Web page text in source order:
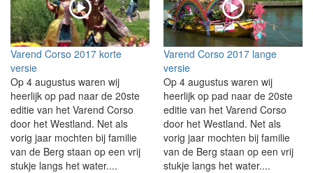
Varend Corso 2017 korte
versie
Op 4 augustus waren wij
heerlijk op pad naar de 20ste
editie van het Varend Corso
door het Westland. Net als
vorig jaar mochten bij familie
van de Berg staan op een vrij
stukje langs het water....
Varend Corso 2017 lange
versie
Op 4 augustus waren wij
heerlijk op pad naar de 20ste
editie van het Varend Corso
door het Westland. Net als
vorig jaar mochten bij familie
van de Berg staan op een vrij
stukje langs het water....